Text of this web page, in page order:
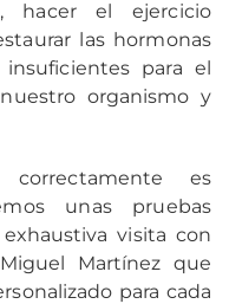
hacer el ejercicio
las hormonas
para el
organismo y
es
unas pruebas
visita con
Martínez que
para cada